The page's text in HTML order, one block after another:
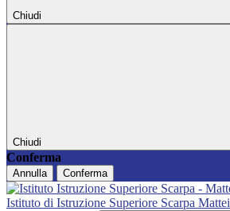
Chiudi
Chiudi
Conferma
Annulla Conferma
Istituto di Istruzione Superiore Scarpa Mattei